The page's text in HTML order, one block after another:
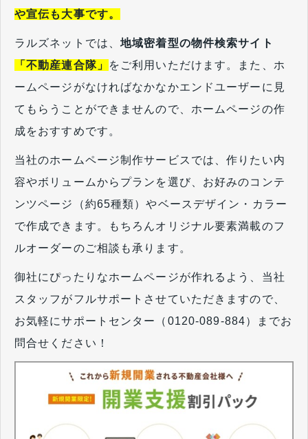
や宣伝も大事です。
ラルズネットでは、地域密着型の物件検索サイト
「不動産連合隊」
をご利用いただけます。また、ホ
ームページがなければなかなかエンドユーザーに見
てもらうことができませんので、ホームページの作
成をおすすめです。
当社のホームページ制作サービスでは、作りたい内
容やボリュームからプランを選び、お好みのコンテ
ンツページ（約65種類）やベースデザイン・カラー
で作成できます。もちろんオリジナル要素満載のフ
ルオーダーのご相談も承ります。
御社にぴったりなホームページが作れるよう、当社
スタッフがフルサポートさせていただきますので、
お気軽にサポートセンター（0120-089-884）までお
問合せください！